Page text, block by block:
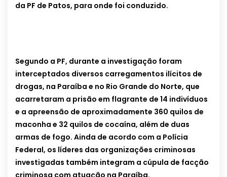
da PF de Patos, para onde foi conduzido.
Segundo a PF, durante a investigação foram
interceptados diversos carregamentos ilícitos de
drogas, na Paraíba e no Rio Grande do Norte, que
acarretaram a prisão em flagrante de 14 indivíduos
e a apreensão de aproximadamente 360 quilos de
maconha e 32 quilos de cocaína, além de duas
armas de fogo. Ainda de acordo com a Polícia
Federal, os líderes das organizações criminosas
investigadas também integram a cúpula de facção